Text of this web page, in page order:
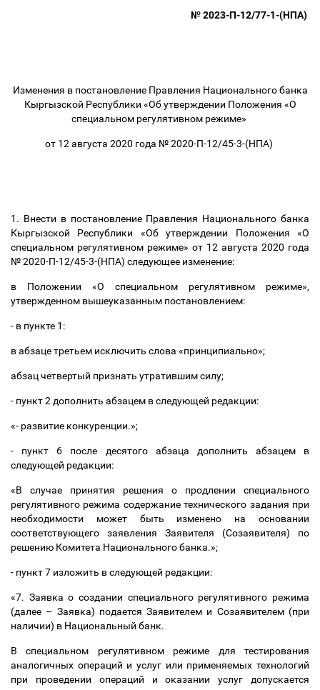
№ 2023-П-12/77-1-(НПА)
Изменения в постановление Правления Национального банка
Кыргызской Республики «Об утверждении Положения «О
специальном регулятивном режиме»
от 12 августа 2020 года № 2020-П-12/45-3-(НПА)
1. Внести в постановление Правления Национального банка
Кыргызской Республики «Об утверждении Положения «О
специальном регулятивном режиме» от 12 августа 2020 года
№ 2020-П-12/45-3-(НПА) следующее изменение:
в Положении «О специальном регулятивном режиме»,
утвержденном вышеуказанным постановлением:
- в пункте 1:
в абзаце третьем исключить слова «принципиально»;
абзац четвертый признать утратившим силу;
- пункт 2 дополнить абзацем в следующей редакции:
«- развитие конкуренции.»;
- пункт 6 после десятого абзаца дополнить абзацем в
следующей редакции:
«В случае принятия решения о продлении специального
регулятивного режима содержание технического задания при
необходимости может быть изменено на основании
соответствующего заявления Заявителя (Созаявителя) по
решению Комитета Национального банка.»;
- пункт 7 изложить в следующей редакции:
«7. Заявка о создании специального регулятивного режима
(далее – Заявка) подается Заявителем и Созаявителем (при
наличии) в Национальный банк.
В специальном регулятивном режиме для тестирования
аналогичных операций и услуг или применяемых технологий
при проведении операций и оказании услуг допускается